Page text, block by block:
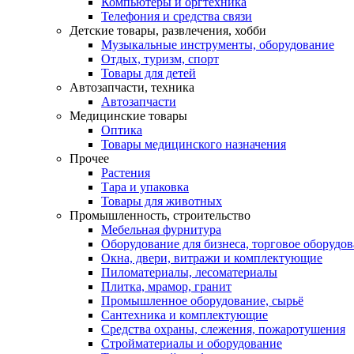
Телефония и средства связи
Детские товары, развлечения, хобби
Музыкальные инструменты, оборудование
Отдых, туризм, спорт
Товары для детей
Автозапчасти, техника
Автозапчасти
Медицинские товары
Оптика
Товары медицинского назначения
Прочее
Растения
Тара и упаковка
Товары для животных
Промышленность, строительство
Мебельная фурнитура
Оборудование для бизнеса, торговое
Окна, двери, витражи и комплектующие
Пиломатериалы, лесоматериалы
Плитка, мрамор, гранит
Промышленное оборудование, сырьё
Сантехника и комплектующие
Средства охраны, слежения, пожаротушения
Стройматериалы и оборудование